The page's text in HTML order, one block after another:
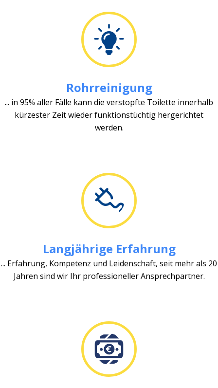
Rohrreinigung
... in 95% aller Fälle kann die verstopfte Toilette innerhalb
kürzester Zeit wieder funktionstüchtig hergerichtet
werden.
Langjährige Erfahrung
... Erfahrung, Kompetenz und Leidenschaft, seit mehr als 20
Jahren sind wir Ihr professioneller Ansprechpartner.